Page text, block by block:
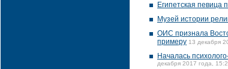
Египетская певица
Музей истории
ОИС признала
примеру 13 декабря
Началась
декабря 2017 года,